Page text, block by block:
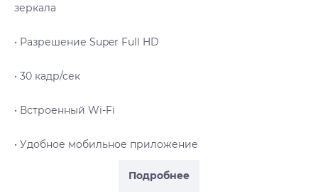
Подробнее
зеркала
• Разрешение Super Full HD
• 30 кадр/сек
• Встроенный Wi-Fi
• Удобное мобильное приложение